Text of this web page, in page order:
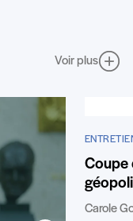
Voir plus
Coupe
Carole